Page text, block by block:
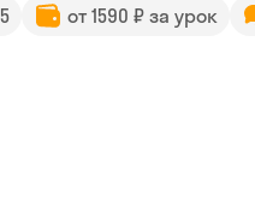
5 от 1590 ₽ за урок